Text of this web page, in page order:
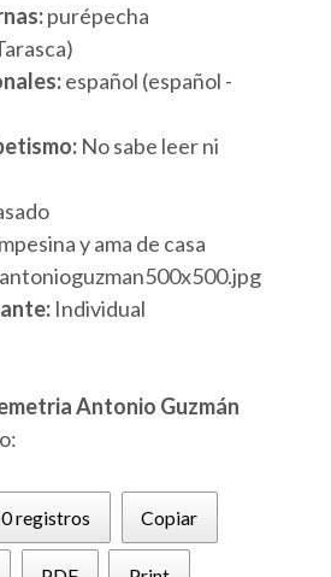
purépecha
español (español -
No sabe leer ni
y ama de casa
Individual
Antonio Guzmán
registros Copiar